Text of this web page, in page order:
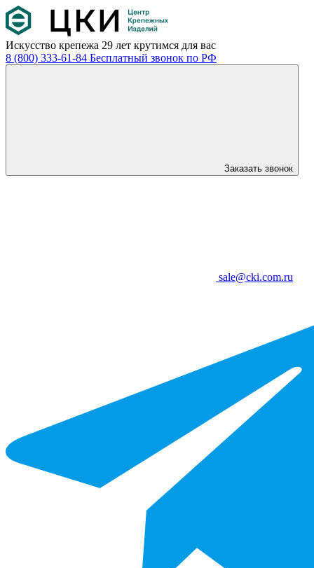
Искусство крепежа 29 лет крутимся для вас
8 (800) 333-61-84 Бесплатный звонок по РФ
Заказать звонок
sale@cki.com.ru